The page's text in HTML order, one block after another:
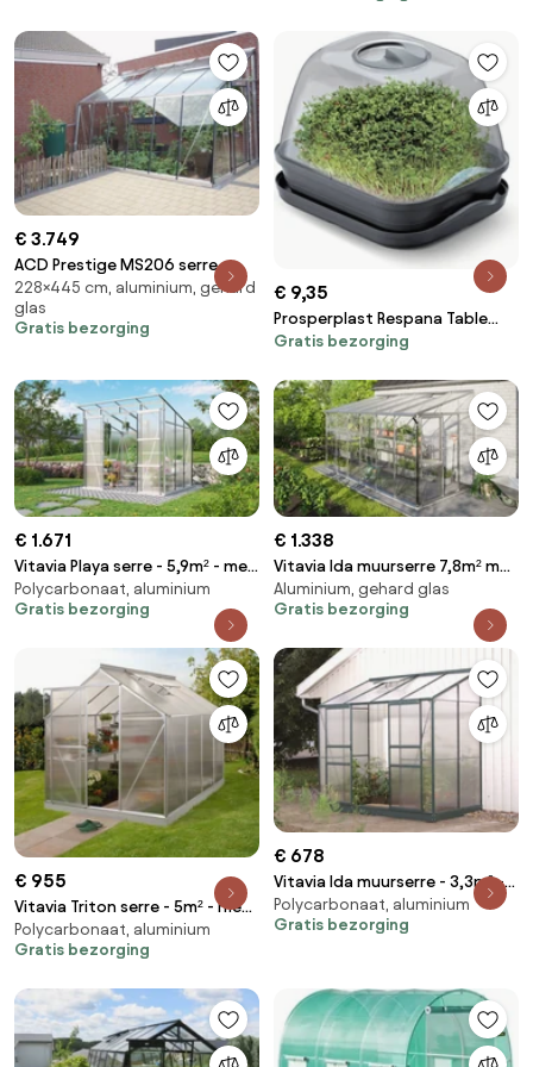
€ 3.749
ACD Prestige MS206 serre -
2,28m x 4,45m - Aluminium
228×445 cm, aluminium, gehard
glas
Gratis bezorging
€ 9,35
Prosperplast Respana Table
Greenhouse - Kweekbak met
Antraciet
Gratis bezorging
€ 1.671
Vitavia Playa serre - 5,9m² - met
6 mm polycarbonaat -
Aluminium
Polycarbonaat, aluminium
Gratis bezorging
€ 1.338
Vitavia Ida muurserre 7,8m² met
veiligheidsglas - Aluminium -
Met dubbele schuifdeur (B120
Aluminium, gehard glas
Gratis bezorging
€ 955
Vitavia Triton serre - 5m² - met
4 mm polycarbonaat -
Aluminium
Polycarbonaat, aluminium
Gratis bezorging
€ 678
Vitavia Ida muurserre - 3,3m² -
met 4 mm polycarbonaat -
Donkergroen
Polycarbonaat, aluminium
Gratis bezorging